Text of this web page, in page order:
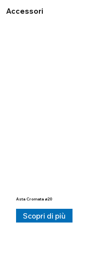
Accessori
Asta Cromata ø20
Scopri di più